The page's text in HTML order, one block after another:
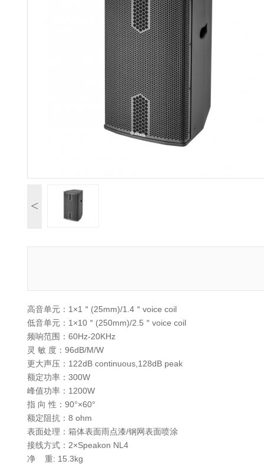
<
高音单元：1×1＂(25mm)/1.4＂voice coil
低音单元：1×10＂(250mm)/2.5＂voice coil
频响范围：60Hz-20KHz
灵 敏 度：96dB/M/W
更大声压：122dB continuous,128dB peak
额定功率：300W
峰值功率：1200W
指 向 性：90°×60°
额定阻抗：8 ohm
表面处理：箱体表面雨点漆/钢网表面喷涂
接线方式：2×Speakon NL4
净 重: 15.3kg